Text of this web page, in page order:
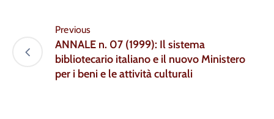
Previous
ANNALE n. 07 (1999): Il sistema
bibliotecario italiano e il nuovo Ministero
per i beni e le attività culturali